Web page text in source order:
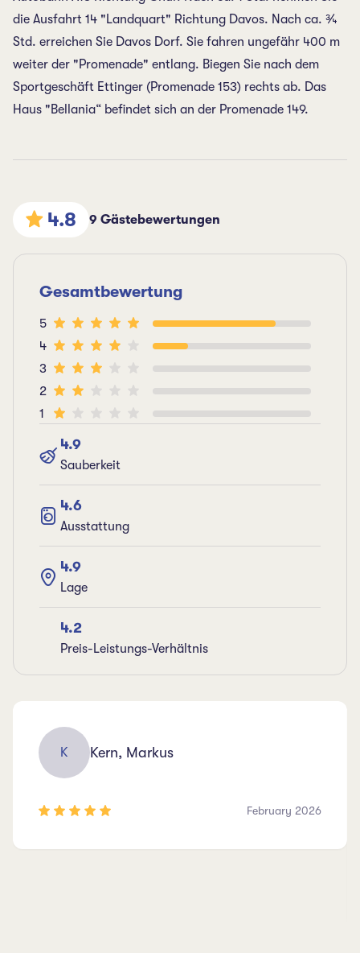
die Ausfahrt 14 "Landquart" Richtung Davos. Nach ca. ¾
Std. erreichen Sie Davos Dorf. Sie fahren ungefähr 400 m
weiter der "Promenade" entlang. Biegen Sie nach dem
Sportgeschäft Ettinger (Promenade 153) rechts ab. Das
Haus "Bellania“ befindet sich an der Promenade 149.
4.8 9 Gästebewertungen
Gesamtbewertung
5
4
3
2
1
4.9
Sauberkeit
4.6
Ausstattung
4.9
Lage
4.2
Preis-Leistungs-Verhältnis
K Kern, Markus
February 2026